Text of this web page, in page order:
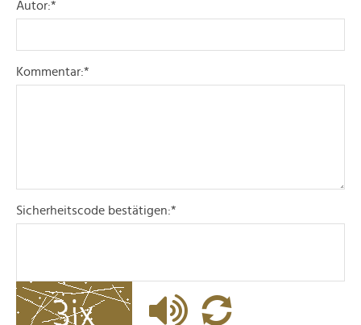
Autor:*
Kommentar:*
Sicherheitscode bestätigen:*